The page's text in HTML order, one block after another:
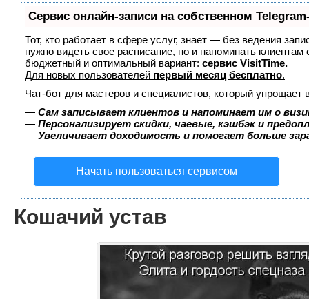
Сервис онлайн-записи на собственном
Тот, кто работает в сфере услуг, знает — без ведения
нужно видеть свое расписание, но и напоминать
бюджетный и оптимальный вариант: сервис VisitTime.
Для новых пользователей первый месяц бесплатно.
Чат-бот для мастеров и специалистов, который упрощает
— Сам записывает клиентов и напоминает им о
— Персонализирует скидки, чаевые, кэшбэк и
— Увеличивает доходимость и помогает больше
Начать пользоваться сервисом
Кошачий устав